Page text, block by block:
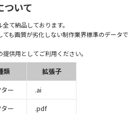
ついて
て納品しております。
も画質が劣化しない制作業界標準のデータで
供用としてご利用ください。
類
拡張子
ー
.ai
ー
.pdf